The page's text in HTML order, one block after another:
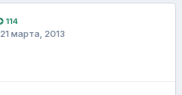
114
21 марта, 2013